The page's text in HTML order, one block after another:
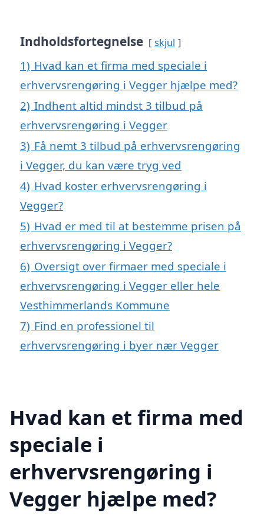
Indholdsfortegnelse skjul
1) Hvad kan et firma med speciale i
erhvervsrengøring i Vegger hjælpe med?
2) Indhent altid mindst 3 tilbud på
erhvervsrengøring i Vegger
3) Få nemt 3 tilbud på erhvervsrengøring
i Vegger, du kan være tryg ved
4) Hvad koster erhvervsrengøring i
Vegger?
5) Hvad er med til at bestemme prisen på
erhvervsrengøring i Vegger?
6) Oversigt over firmaer med speciale i
erhvervsrengøring i Vegger eller hele
Vesthimmerlands Kommune
7) Find en professionel til
erhvervsrengøring i byer nær Vegger
Hvad kan et firma med
speciale i
erhvervsrengøring i
Vegger hjælpe med?